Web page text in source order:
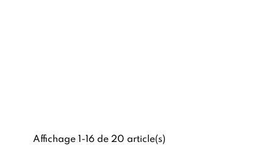
Affichage 1-16 de 20 article(s)